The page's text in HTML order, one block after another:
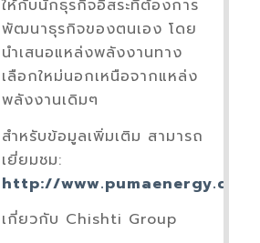
ให้กับนักธุรกิจอิสระที่ต้องการ
พัฒนาธุรกิจของตนเอง โดย
นำเสนอแหล่งพลังงานทาง
เลือกใหม่นอกเหนือจากแหล่ง
พลังงานเดิมๆ
สำหรับข้อมูลเพิ่มเติม สามารถ
เยี่ยมชม:
http://www.pumaenergy.com
เกี่ยวกับ Chishti Group